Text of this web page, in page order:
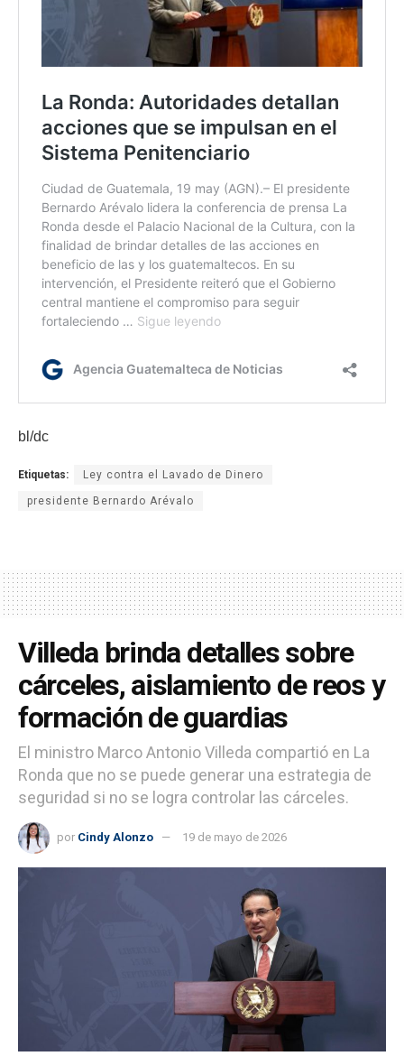
bl/dc
Etiquetas: Ley contra el Lavado de Dinero
presidente Bernardo Arévalo
Villeda brinda detalles sobre
cárceles, aislamiento de reos y
formación de guardias
El ministro Marco Antonio Villeda compartió en La
Ronda que no se puede generar una estrategia de
seguridad si no se logra controlar las cárceles.
por Cindy Alonzo 19 de mayo de 2026